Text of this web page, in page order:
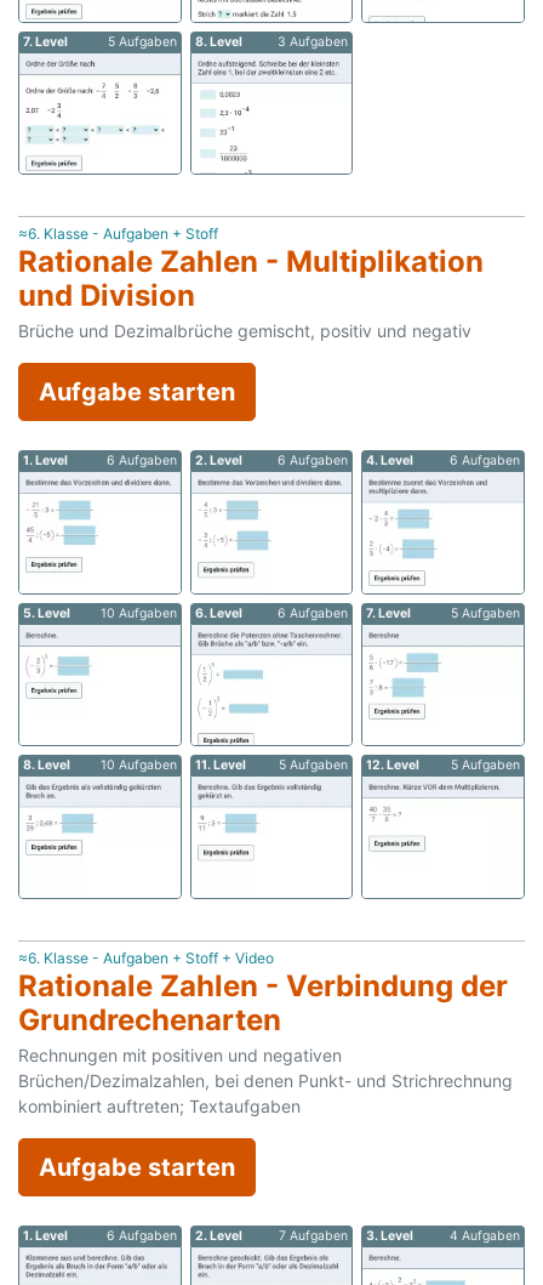
7. Level 5 Aufgaben 8. Level 3 Aufgaben
≈6. Klasse - Aufgaben + Stoff
Rationale Zahlen - Multiplikation
und Division
Brüche und Dezimalbrüche gemischt, positiv und negativ
Aufgabe starten
1. Level 6 Aufgaben 2. Level 6 Aufgaben 4. Level 6 Aufgaben
5. Level 10 Aufgaben 6. Level 6 Aufgaben 7. Level 5 Aufgaben
8. Level 10 Aufgaben 11. Level 5 Aufgaben 12. Level 5 Aufgaben
≈6. Klasse - Aufgaben + Stoff + Video
Rationale Zahlen - Verbindung der
Grundrechenarten
Rechnungen mit positiven und negativen
Brüchen/Dezimalzahlen, bei denen Punkt- und Strichrechnung
kombiniert auftreten; Textaufgaben
Aufgabe starten
1. Level 6 Aufgaben 2. Level 7 Aufgaben 3. Level 4 Aufgaben